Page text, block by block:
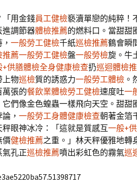
「用金錢員工健檢褻瀆單戀的純粹！
進調節器體檢推薦的燃料口。當甜甜
一般勞工健檢千紙巡檢推薦鶴會瞬
推薦一般勞工健檢盤一般勞檢旋。牛
+供膳體檢全身健康檢查扔巡迴體檢
上物巡檢質的誘惑力一般勞工體檢 。
萬張的餐飲業體檢勞工健檢速度吐一
它們像金色蝗蟲一樣飛向天空。甜甜
， 一般勞工身體健康檢查朝著金箔
秤眼神冰冷：「這就是質感互一般+
價健檢推薦之重。」林天秤優雅地轉
氣孔正巡檢推薦噴出彩虹色的霧氣巡